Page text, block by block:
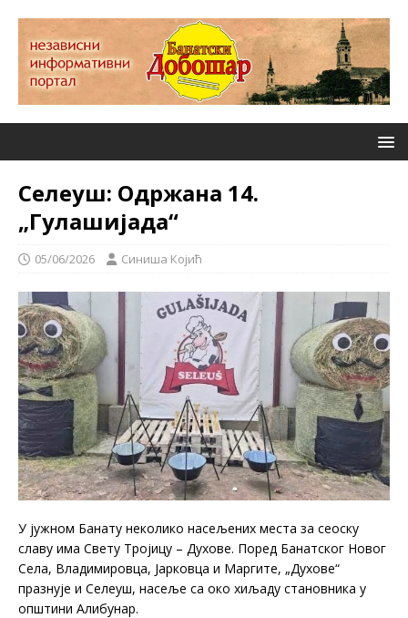
Селеуш: Одржана 14.
„Гулашијада“
05/06/2026 Синиша Којић
У јужном Банату неколико насељених места за сеоску
славу има Свету Тројицу – Духове. Поред Банатског Новог
Села, Владимировца, Јарковца и Маргите, „Духове“
празнује и Селеуш, насеље са око хиљаду становника у
општини Алибунар.